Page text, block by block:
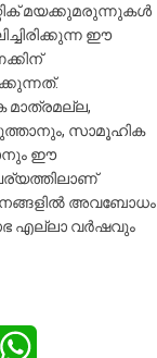
മയക്കുമരുന്നുകൾ
ഈ
സാമൂഹിക
ഈ
അവബോധം
എല്ലാ വർഷവും